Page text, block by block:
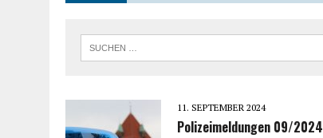
11. SEPTEMBER 2024
Polizeimeldungen 09/2024